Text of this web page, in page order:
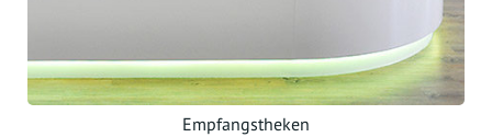
Empfangstheken